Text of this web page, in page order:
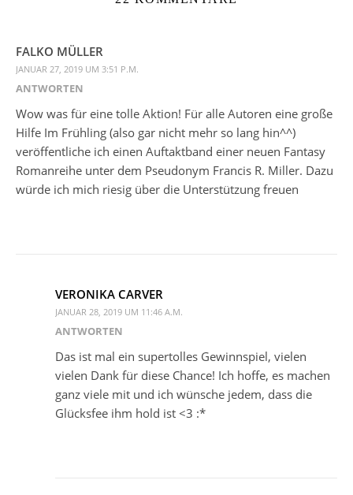
FALKO MÜLLER
JANUAR 27, 2019 UM 3:51 P.M.
ANTWORTEN
Wow was für eine tolle Aktion! Für alle Autoren eine große
Hilfe Im Frühling (also gar nicht mehr so lang hin^^)
veröffentliche ich einen Auftaktband einer neuen Fantasy
Romanreihe unter dem Pseudonym Francis R. Miller. Dazu
würde ich mich riesig über die Unterstützung freuen
VERONIKA CARVER
JANUAR 28, 2019 UM 11:46 A.M.
ANTWORTEN
Das ist mal ein supertolles Gewinnspiel, vielen
vielen Dank für diese Chance! Ich hoffe, es machen
ganz viele mit und ich wünsche jedem, dass die
Glücksfee ihm hold ist <3 :*